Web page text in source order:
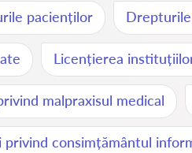
pacienților
Licențierea
malpraxisul medical
privind consimțământul